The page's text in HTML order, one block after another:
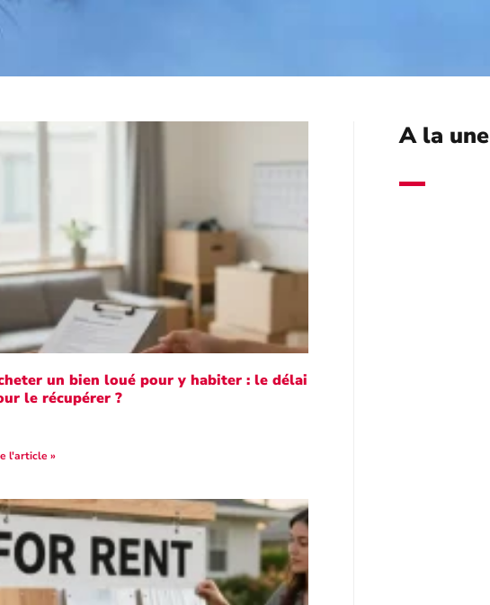
un bien loué pour y habiter : le délai
le récupérer ?
l'article »
A la une